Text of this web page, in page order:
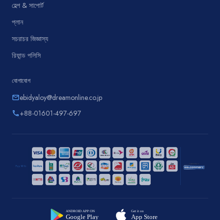
হেল্প & সাপোর্ট
প্লান
সচরাচর জিজ্ঞাস্য
রিফান্ড পলিসি
যোগাযোগ
emailebidyaloy@dreamonline.co.jp
phone+88-01601-497-697